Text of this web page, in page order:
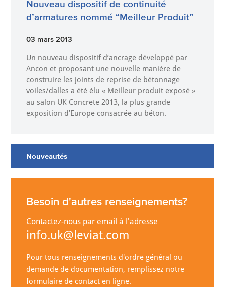
Nouveau dispositif de continuité
d’armatures nommé “Meilleur Produit”
03 mars 2013
Un nouveau dispositif d’ancrage développé par
Ancon et proposant une nouvelle manière de
construire les joints de reprise de bétonnage
voiles/dalles a été élu « Meilleur produit exposé »
au salon UK Concrete 2013, la plus grande
exposition d’Europe consacrée au béton.
Nouveautés
Besoin d'autres renseignements?
Contactez-nous par email à l'adresse
info.uk@leviat.com
Pour tous renseignements d'ordre général ou
demande de documentation, remplissez notre
formulaire de contact en ligne.